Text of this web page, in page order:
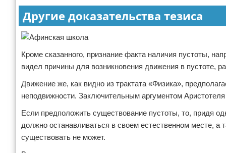
Другие доказательства тезиса
Кроме сказанного, признание факта наличия пустоты,
видел причины для возникновения движения в пустоте,
Движение же, как видно из трактата «Физика»,
неподвижности. Заключительным аргументом
Если предположить существование пустоты, то, придя
должно останавливаться в своем естественном месте, а
существовать не может.